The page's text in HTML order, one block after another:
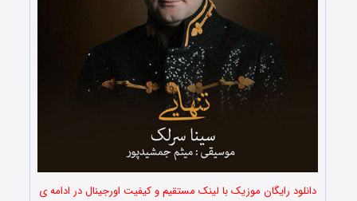
دانلود رایگان موزیک با لینک مستقیم و کیفیت اورجینال در ادامه ی